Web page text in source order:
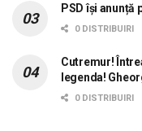
PSD își anunță
0 DISTRIBUIRI
Cutremur!
legenda!
0 DISTRIBUIRI